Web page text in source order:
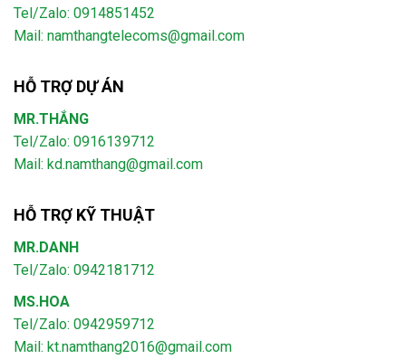
Tel/Zalo: 0914851452
Mail: namthangtelecoms@gmail.com
HỖ TRỢ DỰ ÁN
MR.THẮNG
Tel/Zalo: 0916139712
Mail: kd.namthang@gmail.com
HỖ TRỢ KỸ THUẬT
MR.DANH
Tel/Zalo: 0942181712
MS.HOA
Tel/Zalo: 0942959712
Mail: kt.namthang2016@gmail.com